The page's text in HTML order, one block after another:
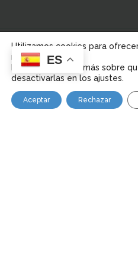
Aviso Legal Política de
© 2023,Distro Sefar.
ES
Utilizamos cookies para
nuestra web.
Puedes aprender más sobre
desactivarlas en los ajustes.
Aceptar Rechazar